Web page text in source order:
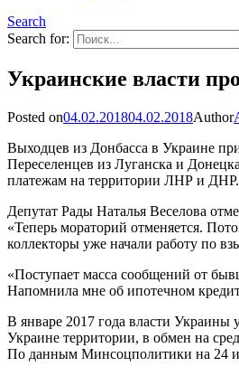
Search
Search for:
Украинские власти
Posted on04.02.201804.02.2018Author
Выходцев из Донбасса в Украине
Переселенцев из Луганска и
платежам на территории ЛНР и ДНР.
Депутат Рады Наталья Веселова
«Теперь мораторий отменяется.
коллекторы уже начали работу по
«Поступает масса сообщений от
Напомнила мне об ипотечном
В январе 2017 года власти Украины
Украине территории, в обмен на
По данным Минсоцполитики на 24